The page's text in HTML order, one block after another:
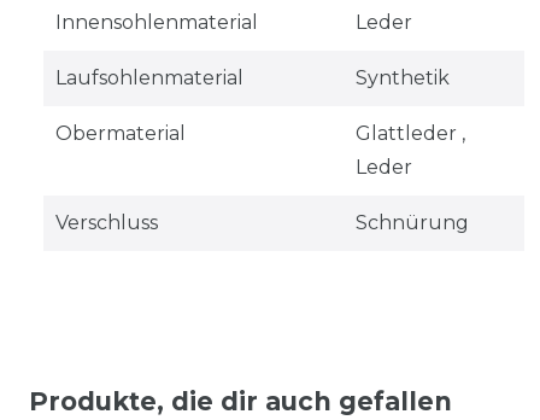
Innensohlenmaterial Leder
Laufsohlenmaterial Synthetik
Obermaterial
Glattleder ,
Leder
Verschluss Schnürung
Produkte, die dir auch gefallen